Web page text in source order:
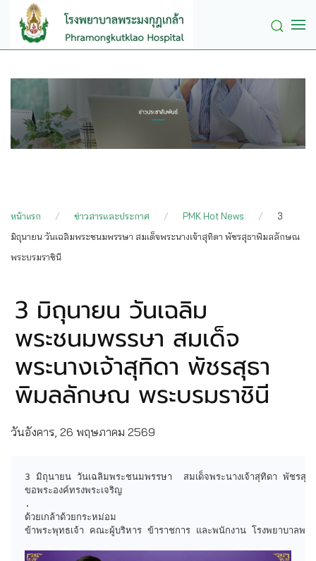
Skip to main content
หน้าแรก ข่าวสารและประกาศ PMK Hot News
3
มิถุนายน วันเฉลิมพระชนมพรรษา สมเด็จพระนางเจ้าสุทิดา พัชรสุธาพิมลลักษณ
พระบรมราชินี
3 มิถุนายน วันเฉลิม
พระชนมพรรษา สมเด็จ
พระนางเจ้าสุทิดา พัชรสุธา
พิมลลักษณ พระบรมราชินี
วันอังคาร, 26 พฤษภาคม 2569
3 มิถุนายน วันเฉลิมพระชนมพรรษา  สมเด็จพระนางเจ้าสุทิดา พัชร
ขอพระองค์ทรงพระเจริญ
.
ด้วยเกล้าด้วยกระหม่อม
ข้าพระพุทธเจ้า คณะผู้บริหาร ข้าราชการ และพนักงาน โรงพยาบาลพระ